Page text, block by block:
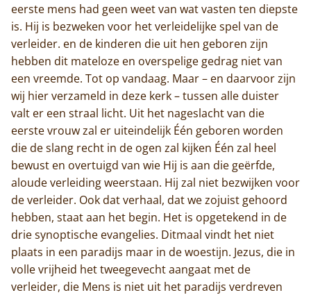
eerste mens had geen weet van wat vasten ten diepste
is. Hij is bezweken voor het verleidelijke spel van de
verleider. en de kinderen die uit hen geboren zijn
hebben dit mateloze en overspelige gedrag niet van
een vreemde. Tot op vandaag. Maar – en daarvoor zijn
wij hier verzameld in deze kerk – tussen alle duister
valt er een straal licht. Uit het nageslacht van die
eerste vrouw zal er uiteindelijk Één geboren worden
die de slang recht in de ogen zal kijken Één zal heel
bewust en overtuigd van wie Hij is aan die geërfde,
aloude verleiding weerstaan. Hij zal niet bezwijken voor
de verleider. Ook dat verhaal, dat we zojuist gehoord
hebben, staat aan het begin. Het is opgetekend in de
drie synoptische evangelies. Ditmaal vindt het niet
plaats in een paradijs maar in de woestijn. Jezus, die in
volle vrijheid het tweegevecht aangaat met de
verleider, die Mens is niet uit het paradijs verdreven